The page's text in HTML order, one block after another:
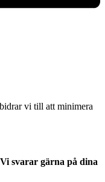
vi till att minimera
svarar gärna på dina